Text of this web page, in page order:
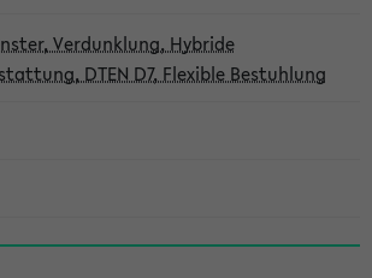
Verdunklung, Hybride
DTEN D7, Flexible Bestuhlung